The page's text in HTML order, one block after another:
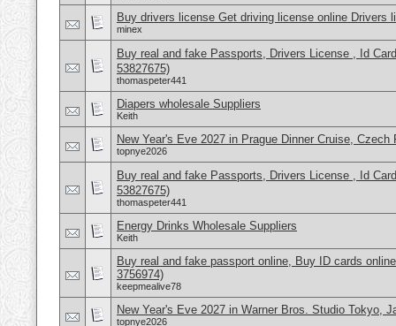
Buy drivers license Get driving license online Drivers
minex
Buy real and fake Passports, Drivers License , Id
53827675)
thomaspeter441
Diapers wholesale Suppliers
Keith
New Year's Eve 2027 in Prague Dinner Cruise, Czech
topnye2026
Buy real and fake Passports, Drivers License , Id
53827675)
thomaspeter441
Energy Drinks Wholesale Suppliers
Keith
Buy real and fake passport online, Buy ID cards
3756974)
keepmealive78
New Year's Eve 2027 in Warner Bros. Studio Tokyo,
topnye2026